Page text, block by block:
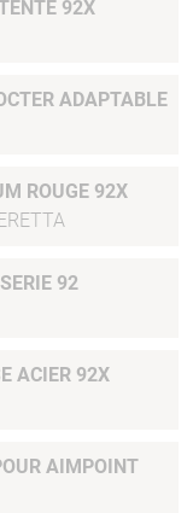
92X
ROUGE 92X
92
ACIER 92X
AIMPOINT